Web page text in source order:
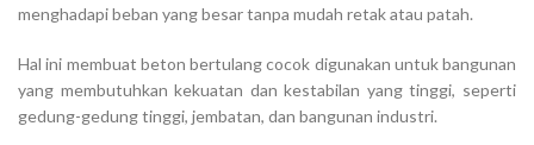
menghadapi beban yang besar tanpa mudah retak atau patah.
Hal ini membuat beton bertulang cocok digunakan untuk bangunan
yang membutuhkan kekuatan dan kestabilan yang tinggi, seperti
gedung-gedung tinggi, jembatan, dan bangunan industri.